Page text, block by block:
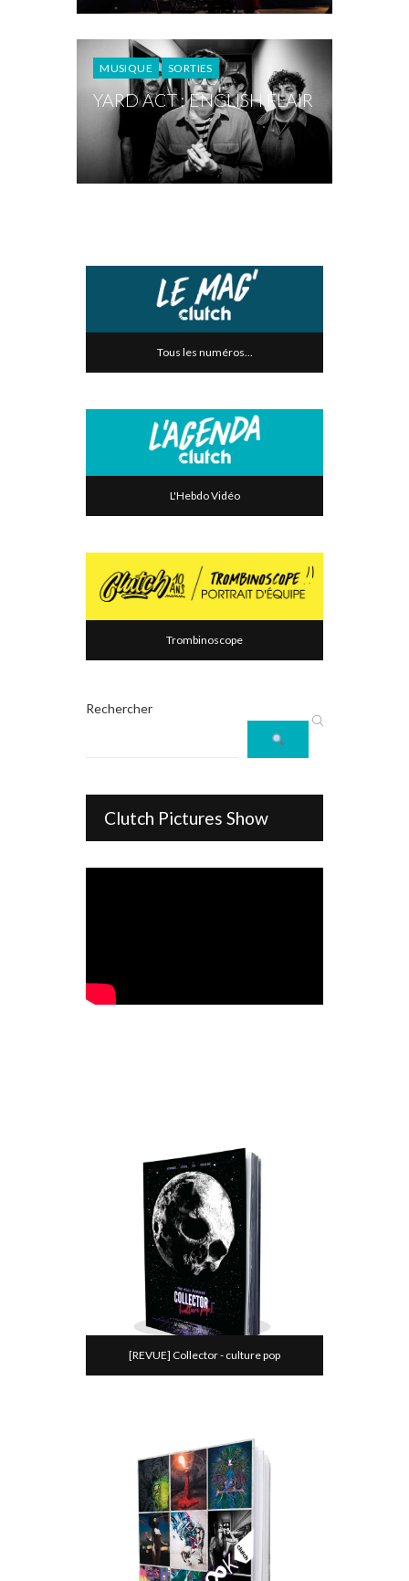
MUSIQUE SORTIES
YARD ACT : ENGLISH FLAIR
Tous les numéros...
L'Hebdo Vidéo
Trombinoscope
Rechercher
Clutch Pictures Show
[REVUE] Collector - culture pop